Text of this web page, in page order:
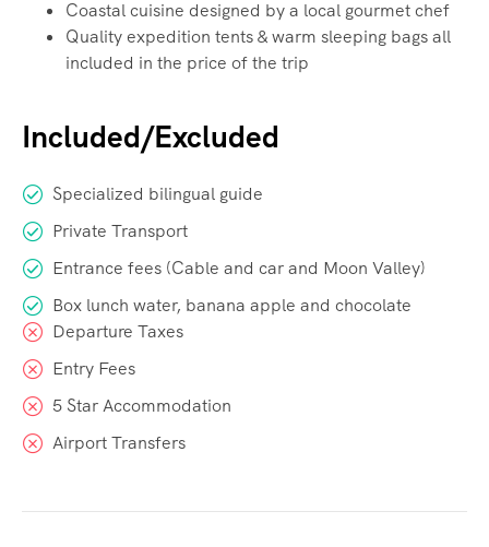
Coastal cuisine designed by a local gourmet chef
Quality expedition tents & warm sleeping bags all
included in the price of the trip
Included/Excluded
Specialized bilingual guide
Private Transport
Entrance fees (Cable and car and Moon Valley)
Box lunch water, banana apple and chocolate
Departure Taxes
Entry Fees
5 Star Accommodation
Airport Transfers